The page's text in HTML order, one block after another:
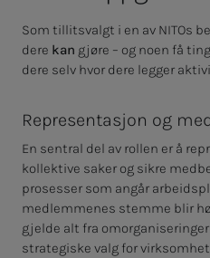
Som tillitsvalgt i en av NITOs
dere kan gjøre – og noen få
dere selv hvor dere legger
Representasjon og
En sentral del av rollen er å
kollektive saker og sikre
prosesser som angår
medlemmenes stemme blir
gjelde alt fra
strategiske valg for